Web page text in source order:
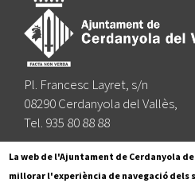
Pl. Francesc Layret, s/n
08290 Cerdanyola del Vallès,
Tel. 935 80 88 88
Segueix-nos a:
La web de l'Ajuntament de Cerdanyola
millorar l'experiència de navegació dels